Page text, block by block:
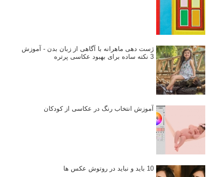
ژست دهی ماهرانه با آگاهی از زبان بدن - آموزش
3 نکته ساده برای بهبود عکاسی پرتره
آموزش انتخاب رنگ در عکاسی از کودکان
10 باید و نباید در روتوش عکس ها